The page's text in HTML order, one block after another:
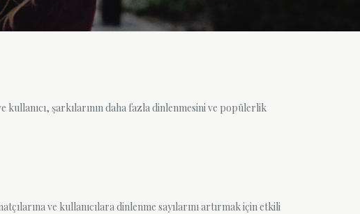
şarkılarının daha fazla dinlenmesini ve popülerlik
ve kullanıcılara dinlenme sayılarını artırmak için etkili